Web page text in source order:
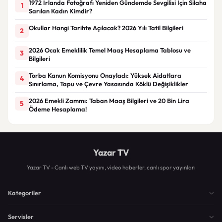
1
1972 İrlanda Fotoğrafı Yeniden Gündemde Sevgilisi İçin Silaha
Sarılan Kadın Kimdir?
2 Okullar Hangi Tarihte Açılacak? 2026 Yılı Tatil Bilgileri
3
2026 Ocak Emeklilik Temel Maaş Hesaplama Tablosu ve
Bilgileri
4
Torba Kanun Komisyonu Onayladı: Yüksek Aidatlara
Sınırlama, Tapu ve Çevre Yasasında Köklü Değişiklikler
5
2026 Emekli Zammı: Taban Maaş Bilgileri ve 20 Bin Lira
Ödeme Hesaplama!
Yazar TV
Yazar TV - Canlı web TV yayını, video haberler, canlı spor yayınları
Kategoriler
Servisler